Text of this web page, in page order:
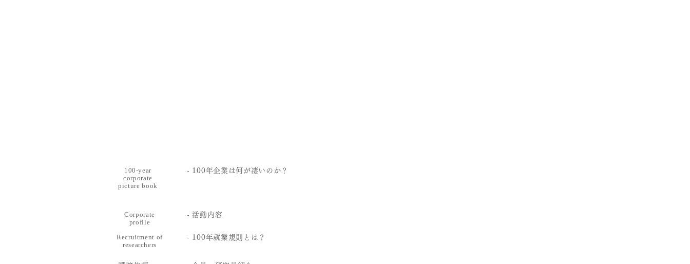
​100-year
corporate
picture book
​- 100年企業は何が凄いのか？
Corporate
profile
Recruitment of
researchers
- 活動内容
- 100年就業規則とは？